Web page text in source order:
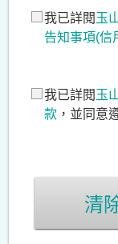
我已詳閱 玉
告知事項(信
我已詳閱 玉
款 ，並同意
清